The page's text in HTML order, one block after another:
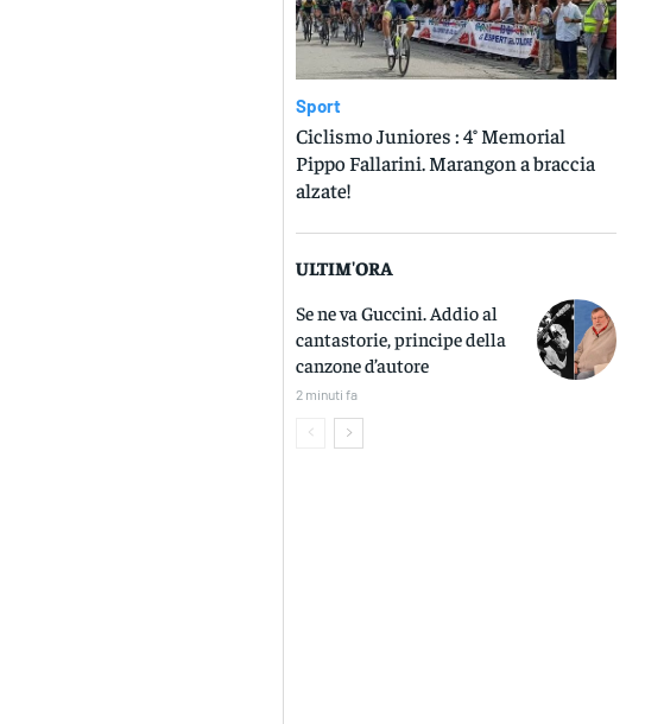
Sport
Ciclismo Juniores : 4° Memorial
Pippo Fallarini. Marangon a braccia
alzate!
ULTIM'ORA
Se ne va Guccini. Addio al
cantastorie, principe della
canzone d’autore
2 minuti fa